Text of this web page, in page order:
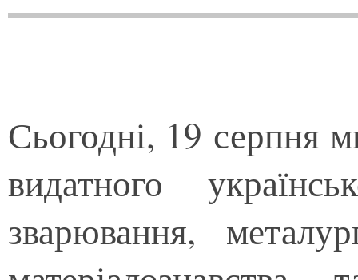
Сьогодні, 19 серпня
видатного
зварювання,